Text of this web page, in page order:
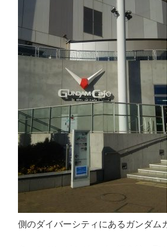
側のダイバーシティにあるガンダム